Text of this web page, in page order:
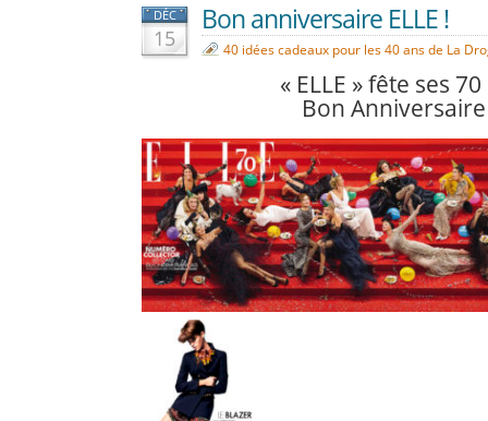
DÉC
15
Bon anniversaire ELLE !
40 idées cadeaux pour les 40 ans de La
« ELLE » fête ses
Bon